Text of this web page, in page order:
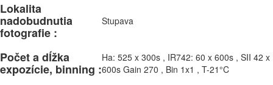
Lokalita
nadobudnutia
fotografie :
Stupava
Počet a dĺžka
expozície, binning :
Ha: 525 x 300s , IR742: 60 x 600s , SII 42 x
600s Gain 270 , Bin 1x1 , T-21°C